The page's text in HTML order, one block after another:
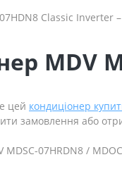
Classic
MDV
цей кондиціонер
замовлення або
MDSC-07HRDN8 /